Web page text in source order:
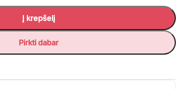
Į krepšelį
Pirkti dabar